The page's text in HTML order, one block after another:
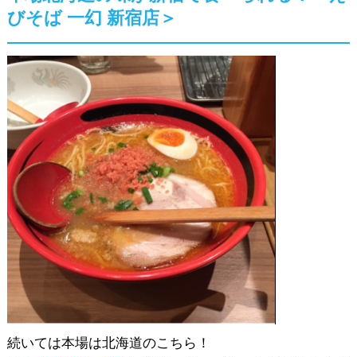
びそば 一幻 新宿店＞
続いては本場は北海道のこちら！